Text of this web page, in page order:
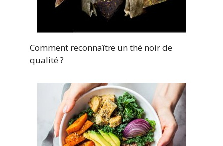
Comment reconnaître un thé noir de
qualité ?